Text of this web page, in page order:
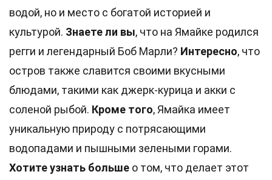
водой, но и место с богатой историей и
культурой. Знаете ли вы, что на Ямайке родился
регги и легендарный Боб Марли? Интересно, что
остров также славится своими вкусными
блюдами, такими как джерк-курица и акки с
соленой рыбой. Кроме того, Ямайка имеет
уникальную природу с потрясающими
водопадами и пышными зелеными горами.
Хотите узнать больше о том, что делает этот